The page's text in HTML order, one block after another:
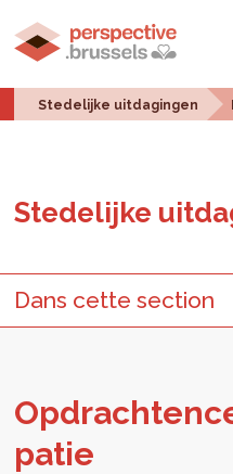
Stedelijke uitdagingen
Ste­de­lij­ke
Dans cette section
pa­tie